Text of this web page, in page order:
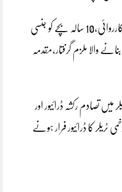
جہلم پولیس کی کارروائی،10 سالہ بچے کو جنسی
والا ملزم گرفتار،مقدمہ
میں تصادم رکشہ ڈرائیور اور
کا ڈرائیور فرار ہونے